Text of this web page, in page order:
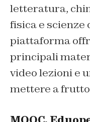
letteratura,
fisica e scienze
piattaforma
principali
video lezioni e
mettere a